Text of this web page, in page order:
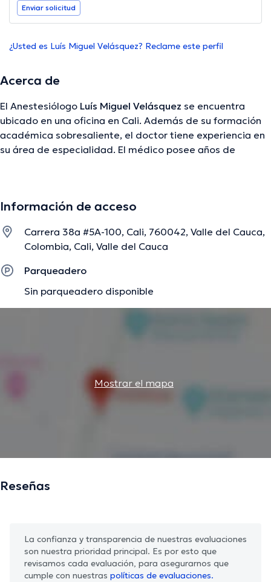
Enviar solicitud
¿Usted es Luís Miguel Velásquez? Reclame este perfil
Acerca de
El Anestesiólogo Luís Miguel Velásquez se encuentra
ubicado en una oficina en Cali. Además de su formación
académica sobresaliente, el doctor tiene experiencia en
su área de especialidad. El médico posee años de
cooperado en considerables conferencias con la
de especialización y ha difundido numerosos
comunicados. Cabe resaltar que, el doctor puede hablar
en Español.
Información de acceso
Carrera 38a #5A-100, Cali, 760042, Valle del Cauca,
Colombia, Cali, Valle del Cauca
Parqueadero
Sin parqueadero disponible
Mostrar el mapa
Reseñas
La confianza y transparencia de nuestras evaluaciones
son nuestra prioridad principal. Es por esto que
revisamos cada evaluación, para asegurarnos que
cumple con nuestras políticas de evaluaciones.